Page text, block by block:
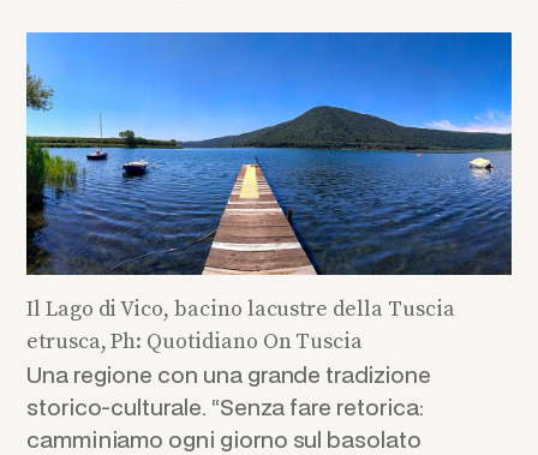
Il Lago di Vico, bacino lacustre della Tuscia
etrusca, Ph: Quotidiano On Tuscia
Una regione con una grande tradizione
storico-culturale. “Senza fare retorica:
camminiamo ogni giorno sul basolato